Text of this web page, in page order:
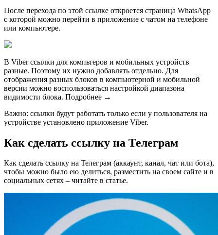
После перехода по этой ссылке откроется страница WhatsApp
с которой можно перейти в приложение с чатом на телефоне
или компьютере.
В Viber ссылки для компьтеров и мобильных устройств
разные. Поэтому их нужно добавлять отдельно. Для
отображения разных блоков в компьютерной и мобильной
версии можно воспользоваться настройкой диапазона
видимости блока. Подробнее →
Важно: ссылки будут работать только если у пользователя на
устройстве установлено приложение Viber.
Как сделать ссылку на Телеграм
Как сделать ссылку на Телеграм (аккаунт, канал, чат или бота),
чтобы можно было ею делиться, разместить на своем сайте и в
социальных сетях – читайте в статье.